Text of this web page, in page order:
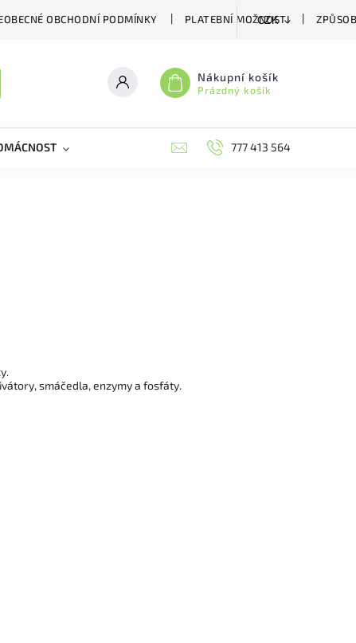
OBCHODNÍ PODMÍNKY PLATEBNÍ MOŽNOSTI
CZK
Nákupní košík
Prázdný košík
BIOAGENS777 413 564
smáčedla, enzymy a fosfáty.